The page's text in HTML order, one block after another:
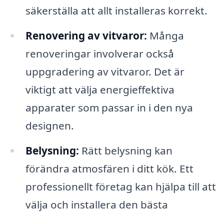
säkerställa att allt installeras korrekt.
Renovering av vitvaror: Många
renoveringar involverar också
uppgradering av vitvaror. Det är
viktigt att välja energieffektiva
apparater som passar in i den nya
designen.
Belysning: Rätt belysning kan
förändra atmosfären i ditt kök. Ett
professionellt företag kan hjälpa till att
välja och installera den bästa